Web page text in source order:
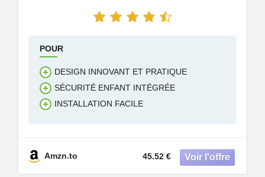
POUR
DESIGN INNOVANT ET PRATIQUE
SÉCURITÉ ENFANT INTÉGRÉE
INSTALLATION FACILE
Amzn.to 45.52 €